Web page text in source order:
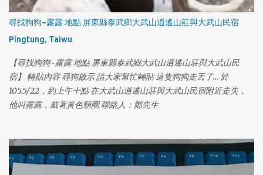
尋找狗狗~露露 地點 屏東縣泰武鄉大武山逍遙山莊與大武山民宿
Pingtung, Taiwu
【尋找狗狗~露露 地點 屏東縣泰武鄉大武山逍遙山莊與大武山民
宿】 轉貼內容 尋狗啟示 請大家幫忙轉貼 這隻狗狗走丟了... 於
105.5/22，約上午十點 在大武山逍遙山莊與大武山民宿附近走失，
他叫露露，戴著黃色頸圈 聯絡人：鄭先生